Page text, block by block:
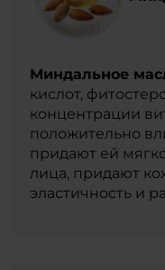
Миндальное
кислот,
концентрации
положительно
придают ей
лица, придают
эластичность и